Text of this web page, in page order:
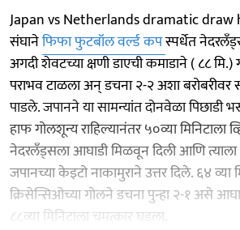
Japan vs Netherlands dramatic draw
संघानेफिफा फुटबॉल वर्ल्ड कपस्पर्धेत
अगदी शेवटच्या क्षणी डाएची कमाडाने ( ८८
पराभव टाळला अन् डचना २-२ अशा बरोबरीवर
पाडले. जपानने या सामन्यांत दोनवेळा पिछाडी
हाफ गोलशून्य राहिल्यानंतर ५०व्या मिनिटाला
नेदरलँड्सला आघाडी मिळवून दिली आणि त्याला
जपानच्या केइटो नाकामुराने उत्तर दिले. ६४ व्या
क्रिसेन्सिओच्या गोलने डचना पुन्हा २-१ असे
८८व्या मिनिटाला चमत्कार घडला.